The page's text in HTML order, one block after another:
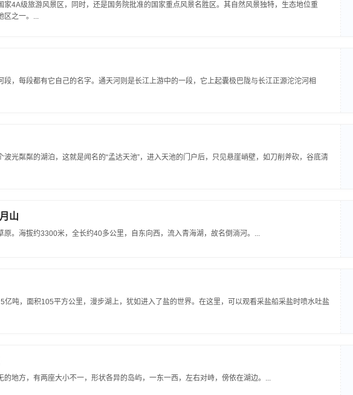
4A级旅游风景区，同时，还是国务院批准的国家重点风景名胜区。其自然风景独特，生态地位重
区之一。...
段，每段都有它自己的名字。通天河则是长江上游中的一段，它上起囊极巴陇与长江正源沱沱河相
光粼粼的湖泊，这就是闻名的“孟达天池”，进入天池的门户后，只见悬崖峭壁，如刀削斧砍，谷底清
山
原。海拔约3300米，全长约40多公里，自东向西，流入青海湖，故名倒淌河。...
吨，面积105平方公里，漫步湖上，犹如进入了盐的世界。在这里，可以观看采盐船采盐时喷水吐盐
地方，有两座大小不一，形状各异的岛屿，一东一西，左右对峙，傍依在湖边。...